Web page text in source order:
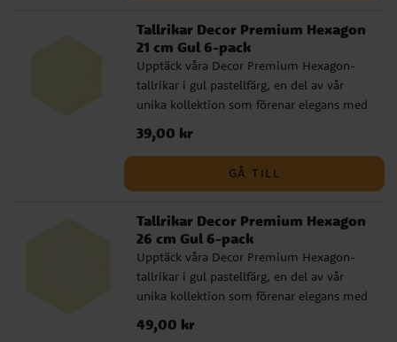
Rymmer 310 ml. Deras högkvalitativa och
stabila design gör dem till ett idealiskt val
för en stilsäker och miljömedveten
dukning.
Tallrikar Decor Premium Hexagon
21 cm Gul 6-pack
Upptäck våra Decor Premium Hexagon-
tallrikar i gul pastellfärg, en del av vår
unika kollektion som förenar elegans med
miljövänlighet. Dessa 21 cm stora tallrikar
kommer i ett 6-pack och är perfekta för
varje kalas och festlighet. De är innovativt
tillverkade av 77 % sockerrör, 9 % bambu,
Deras högkvalitativa och stabila design gör
dem till ett idealiskt val för en stilsäker
och miljömedveten dukning.
Pris:39,00 kr
39,00 kr
GÅ TILL
Tallrikar Decor Premium Hexagon
26 cm Gul 6-pack
Upptäck våra Decor Premium Hexagon-
tallrikar i gul pastellfärg, en del av vår
unika kollektion som förenar elegans med
miljövänlighet. Dessa 26 cm stora tallrikar
kommer i ett 6-pack och är perfekta för
Pris :49,00 kr
49,00 kr